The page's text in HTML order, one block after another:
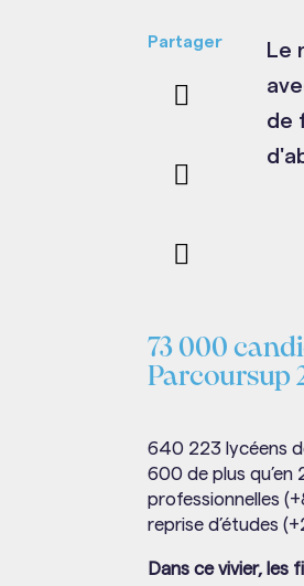
Partager
Le
de
73 000
Parcoursup
640 223 lycéens
600 de plus
professionnelles
reprise d’études
Dans ce vivier, les